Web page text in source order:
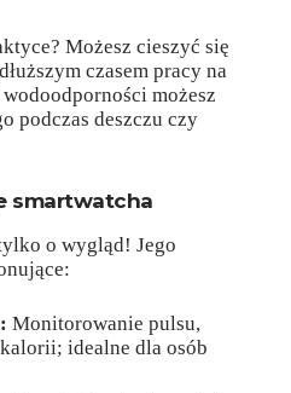
Możesz cieszyć się
czasem pracy na
możesz
podczas deszczu czy
smartwatcha
o wygląd! Jego
Monitorowanie pulsu,
idealne dla osób